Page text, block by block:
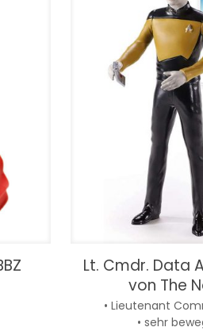
Lt. Cmdr. Data
von The
• Lieutenant
• sehr